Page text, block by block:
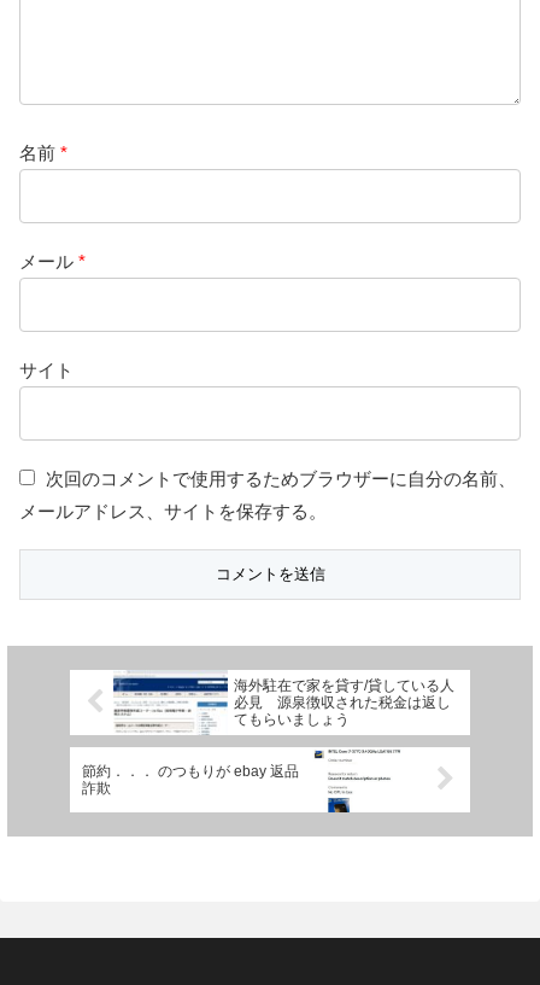
名前 *
メール *
サイト
次回のコメントで使用するためブラウザーに自分の名前、
メールアドレス、サイトを保存する。
海外駐在で家を貸す/貸している人
必見 源泉徴収された税金は返し
てもらいましょう
節約．．． のつもりが ebay 返品
詐欺